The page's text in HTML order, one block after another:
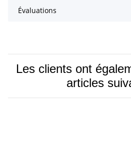
Évaluations
Les clients ont
articles